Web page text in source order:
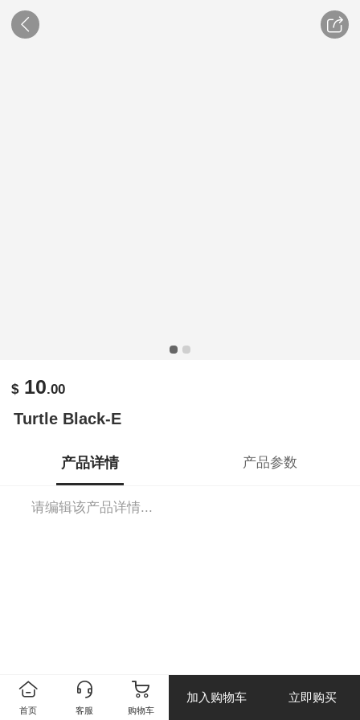
$ 10.00
Turtle Black-E
产品详情 产品参数
请编辑该产品详情...
首页 客服 购物车
加入购物车 立即购买